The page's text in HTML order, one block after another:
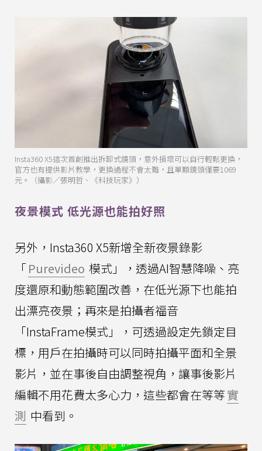
Insta360 X5這次首創推出拆卸式鏡頭，意外損壞可以自行輕鬆更換，
官方也有提供影片教學，更換過程不會太難，且單顆鏡頭僅要1069
元。（攝影／張明哲、《科技玩家》）
夜景模式 低光源也能拍好照
另外，Insta360 X5新增全新夜景錄影
「Purevideo 模式」，透過AI智慧降噪、亮
度還原和動態範圍改善，在低光源下也能拍
出漂亮夜景；再來是拍攝者福音
「InstaFrame模式」，可透過設定先鎖定目
標，用戶在拍攝時可以同時拍攝平面和全景
影片，並在事後自由調整視角，讓事後影片
編輯不用花費太多心力，這些都會在等等實
測 中看到。